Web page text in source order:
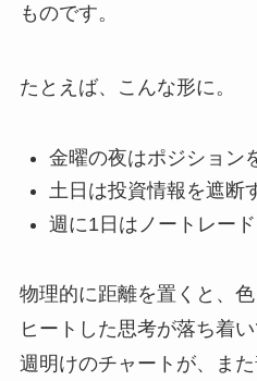
ものです。
たとえば、こんな形に。
金曜の夜はポジション
土日は投資情報を遮断
週に1日はノートレード
物理的に距離を置くと、
ヒートした思考が落ち着い
週明けのチャートが、ま